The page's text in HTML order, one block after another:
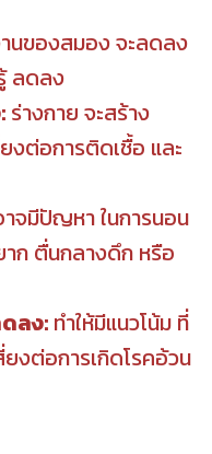
นของสมอง จะลดลง
ลดลง
ร่างกาย จะสร้าง
งต่อการติดเชื้อ และ
จมีปัญหา ในการนอน
ก ตื่นกลางดึก หรือ
ลง: ทำให้มีแนวโน้ม ที่
งต่อการเกิดโรคอ้วน